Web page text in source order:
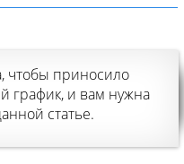
чтобы приносило
график, и вам нужна
статье.